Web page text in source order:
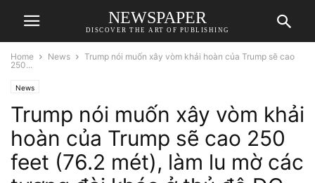
NEWSPAPER
DISCOVER THE ART OF PUBLISHING
Home News
Trump nói muốn xây vòm khải hoàn của Trump sẽ cao
250...
News
Trump nói muốn xây vòm khải
hoàn của Trump sẽ cao 250
feet (76.2 mét), làm lu mờ các